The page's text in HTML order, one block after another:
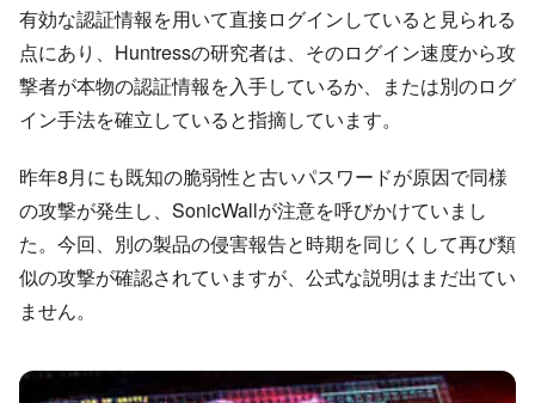
有効な認証情報を用いて直接ログインしていると見られる
点にあり、Huntressの研究者は、そのログイン速度から攻
撃者が本物の認証情報を入手しているか、または別のログ
イン手法を確立していると指摘しています。
昨年8月にも既知の脆弱性と古いパスワードが原因で同様
の攻撃が発生し、SonicWallが注意を呼びかけていまし
た。今回、別の製品の侵害報告と時期を同じくして再び類
似の攻撃が確認されていますが、公式な説明はまだ出てい
ません。